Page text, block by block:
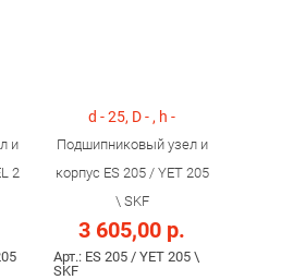
и
2
d - 25, D - , h -
Подшипниковый узел и
корпус ES 205 / YET 205
\ SKF
3 605,00 р.
Арт.: ES 205 / YET 205 \
SKF